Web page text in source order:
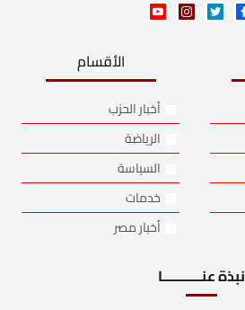
الأقسام
أخبار الحزب
الرياضة
السياسة
خدمات
أخبار مصر
نبذة عنـــــــــــا